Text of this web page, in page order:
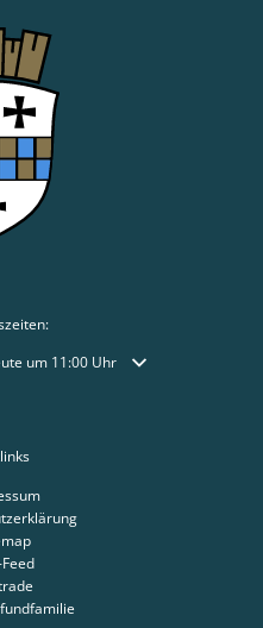
oder Schließzeiten
um 11:00 Uhr
Feed